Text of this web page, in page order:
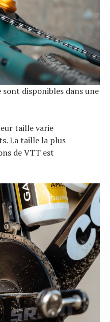
disponibles dans une
taille varie
La taille la plus
de VTT est